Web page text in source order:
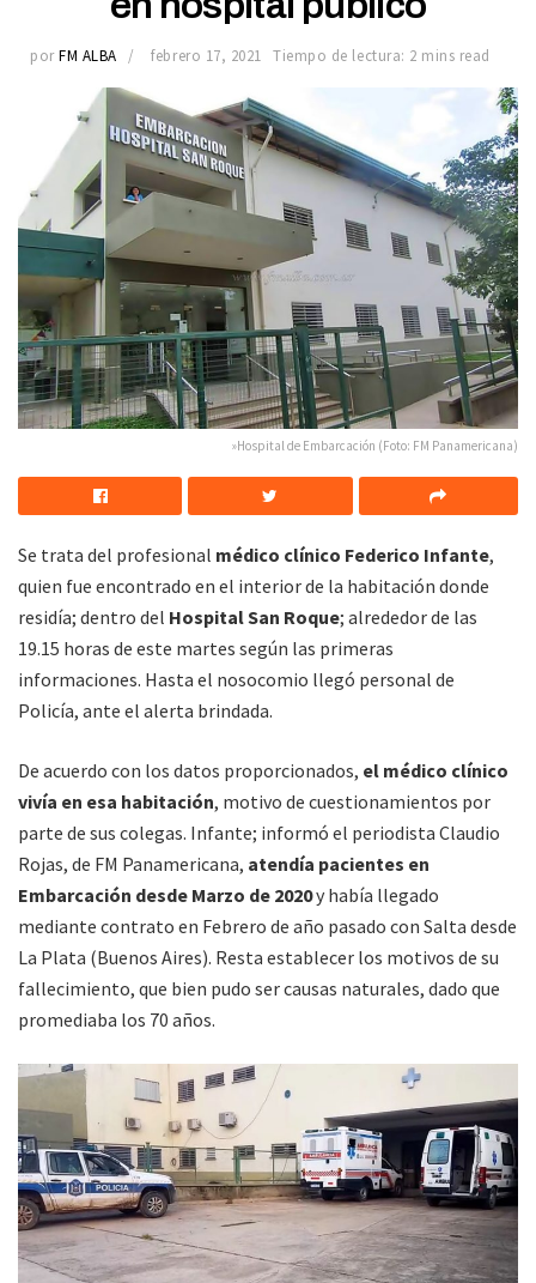
por FM ALBA febrero 17, 2021 Tiempo de lectura: 2 mins read
»Hospital de Embarcación (Foto: FM Panamericana)
Se trata del profesional médico clínico Federico Infante,
quien fue encontrado en el interior de la habitación donde
residía; dentro del Hospital San Roque; alrededor de las
19.15 horas de este martes según las primeras
informaciones. Hasta el nosocomio llegó personal de
Policía, ante el alerta brindada.
De acuerdo con los datos proporcionados, el médico clínico
vivía en esa habitación, motivo de cuestionamientos por
parte de sus colegas. Infante; informó el periodista Claudio
Rojas, de FM Panamericana, atendía pacientes en
Embarcación desde Marzo de 2020y había llegado
mediante contrato en Febrero de año pasado con Salta desde
La Plata (Buenos Aires). Resta establecer los motivos de su
fallecimiento, que bien pudo ser causas naturales, dado que
promediaba los 70 años.